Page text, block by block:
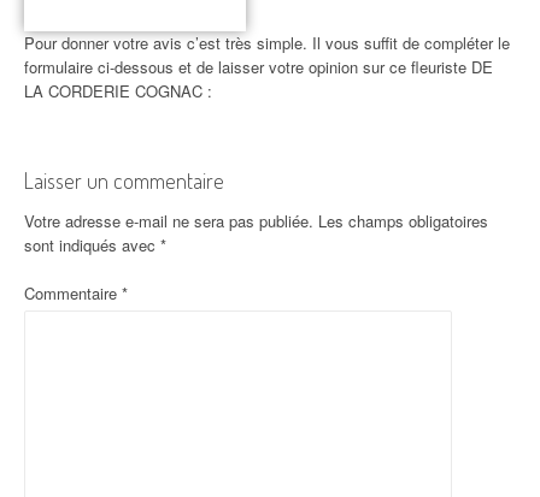
Pour donner votre avis c’est très simple. Il vous suffit de compléter le
formulaire ci-dessous et de laisser votre opinion sur ce fleuriste DE
LA CORDERIE COGNAC :
Laisser un commentaire
Votre adresse e-mail ne sera pas publiée. Les champs obligatoires
sont indiqués avec *
Commentaire *